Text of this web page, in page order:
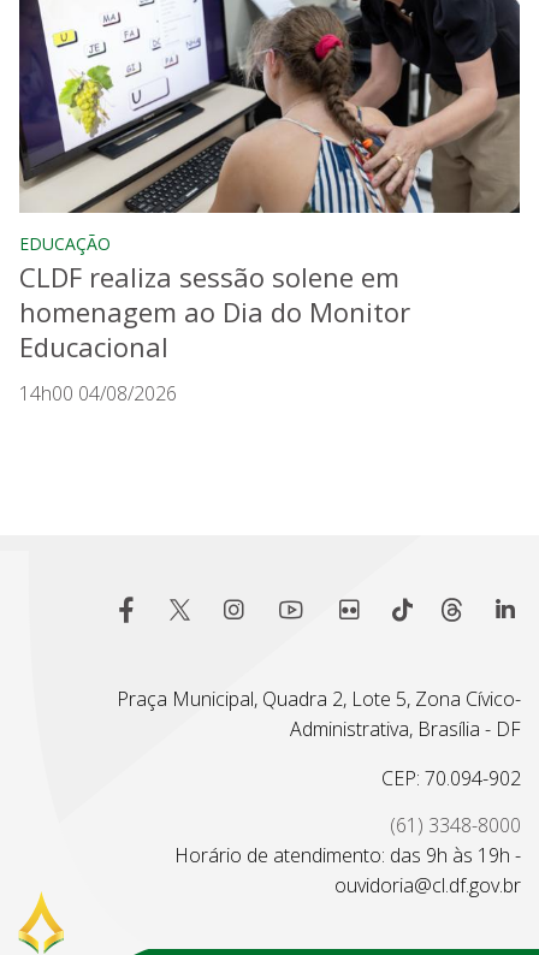
EDUCAÇÃO
CLDF realiza sessão solene em
homenagem ao Dia do Monitor
Educacional
14h00 04/08/2026
Praça Municipal, Quadra 2, Lote 5, Zona Cívico-
Administrativa, Brasília - DF
CEP: 70.094-902
(61) 3348-8000
Horário de atendimento: das 9h às 19h -
ouvidoria@cl.df.gov.br